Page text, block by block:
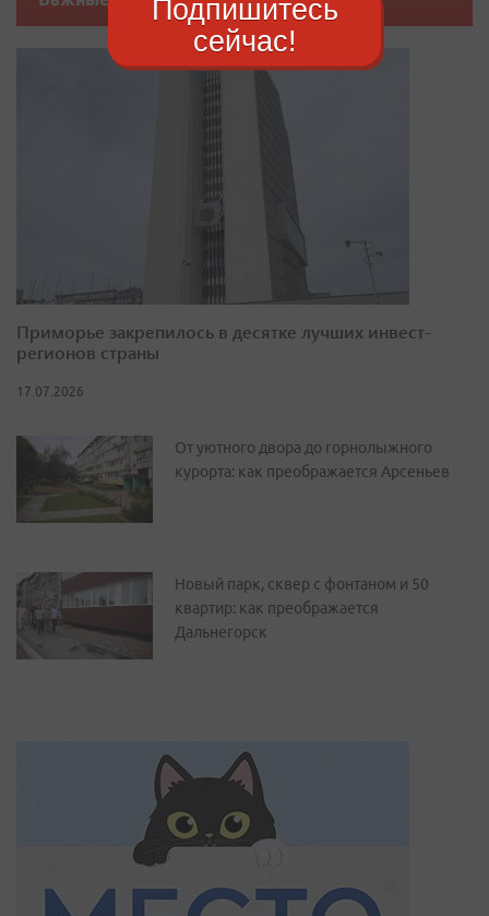
Приморье закрепилось в десятке лучших инвест-
регионов страны
17.07.2026
От уютного двора до горнолыжного
курорта: как преображается Арсеньев
Новый парк, сквер с фонтаном и 50
квартир: как преображается
Дальнегорск
Подпишитесь
сейчас!